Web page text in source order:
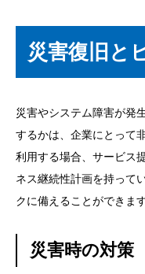
災害復旧と
災害やシステム障害が発
するかは、企業にとって
利用する場合、サービス
ネス継続性計画を持って
クに備えることができます
災害時の対策